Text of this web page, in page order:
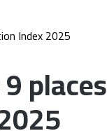
Index 2025
places